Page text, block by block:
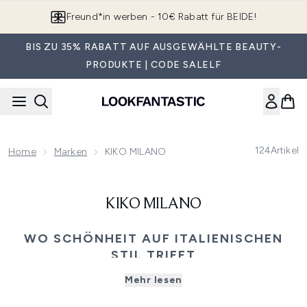
Freund*in werben - 10€ Rabatt für BEIDE!
BIS ZU 35% RABATT AUF AUSGEWÄHLTE BEAUTY-
PRODUKTE | CODE SALELF
Home Marken KIKO MILANO 124Artikel
KIKO MILANO
WO SCHÖNHEIT AUF ITALIENISCHEN
STIL TRIFFT
der italienischen Beauty-Marke, die Kreativität und Qualität
Mehr lesen